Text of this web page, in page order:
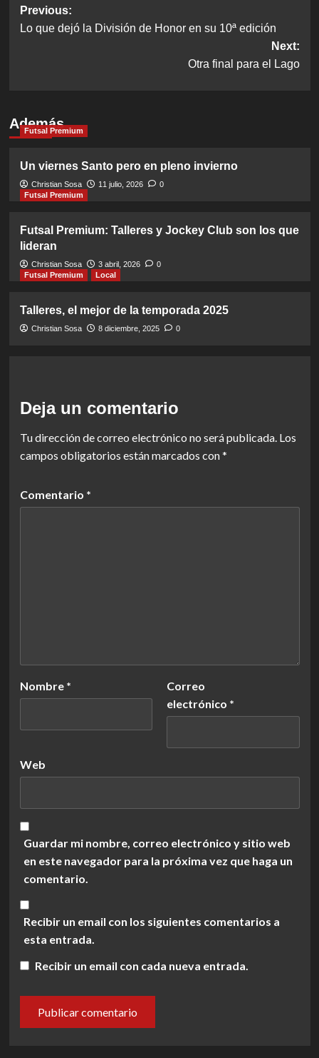
Post
navigation
Previous:
Lo que dejó la División de Honor en su 10ª edición
Next:
Otra final para el Lago
Además
Futsal Premium
Un viernes Santo pero en pleno invierno
Christian Sosa 11 julio, 2026
0
Futsal Premium
Futsal Premium: Talleres y Jockey Club son los que
lideran
Christian Sosa 3 abril, 2026
0
Futsal Premium
Local
Talleres, el mejor de la temporada 2025
Christian Sosa 8 diciembre, 2025 0
Deja un comentario
Tu dirección de correo electrónico no será publicada. Los
campos obligatorios están marcados con*
Comentario *
Nombre *
Correo
electrónico *
Web
Guardar mi nombre, correo electrónico y sitio web
en este navegador para la próxima vez que haga un
comentario.
Recibir un email con los siguientes comentarios a
esta entrada.
Recibir un email con cada nueva entrada.